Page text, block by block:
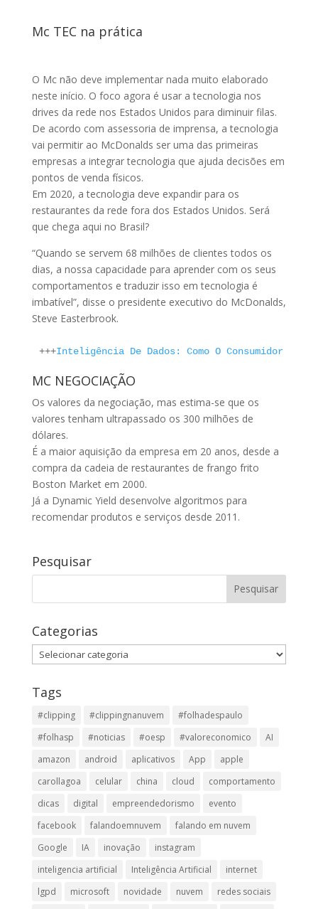
Mc TEC na prática
O Mc não deve implementar nada muito elaborado
neste início. O foco agora é usar a tecnologia nos
drives da rede nos Estados Unidos para diminuir filas.
De acordo com assessoria de imprensa, a tecnologia
vai permitir ao McDonalds ser uma das primeiras
empresas a integrar tecnologia que ajuda decisões em
pontos de venda físicos.
Em 2020, a tecnologia deve expandir para os
restaurantes da rede fora dos Estados Unidos. Será
que chega aqui no Brasil?
“Quando se servem 68 milhões de clientes todos os
dias, a nossa capacidade para aprender com os seus
comportamentos e traduzir isso em tecnologia é
imbatível”, disse o presidente executivo do McDonalds,
Steve Easterbrook.
+++Inteligência De Dados: Como O Consumidor Se
MC NEGOCIAÇÃO
Os valores da negociação, mas estima-se que os
valores tenham ultrapassado os 300 milhões de
dólares.
É a maior aquisição da empresa em 20 anos, desde a
compra da cadeia de restaurantes de frango frito
Boston Market em 2000.
Já a Dynamic Yield desenvolve algoritmos para
recomendar produtos e serviços desde 2011.
Pesquisar
Categorias
Categorias
Tags
#clipping #clippingnanuvem
#folhadespaulo
#folhasp
#noticias #oesp #valoreconomico
AI
amazon
android aplicativos App
apple
carollagoa
celular china cloud
comportamento
dicas
digital empreendedorismo
evento
facebook
falandoemnuvem
falando em nuvem
Google
IA inovação
instagram
inteligencia artificial
Inteligência Artificial
internet
lgpd
microsoft novidade nuvem
redes sociais